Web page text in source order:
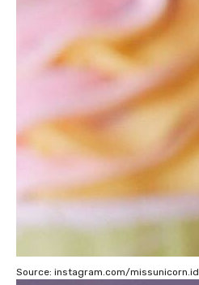
Source: instagram.com/missunicorn.id